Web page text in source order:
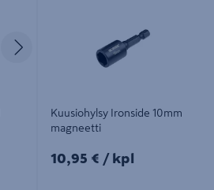
Kuusiohylsy Ironside 10mm
magneetti
10,95€/kpl
10,95 € / kpl